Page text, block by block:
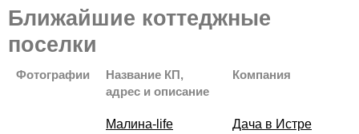
Ближайшие коттеджные
поселки
Фотографии
Название КП,
адрес и описание
Компания
Малина-life Дача в Истре